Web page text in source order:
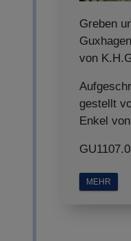
Greben
von
gestellt
Enkel
MEHR